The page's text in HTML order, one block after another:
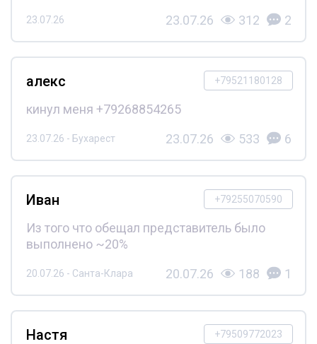
23.07.26 23.07.26 312 2
+79521180128
алекс
кинул меня +79268854265
23.07.26 - Бухарест 23.07.26 533 6
+79255070590
Иван
Из того что обещал представитель было
выполнено ~20%
20.07.26 - Санта-Клара 20.07.26 188 1
+79509772023
Настя